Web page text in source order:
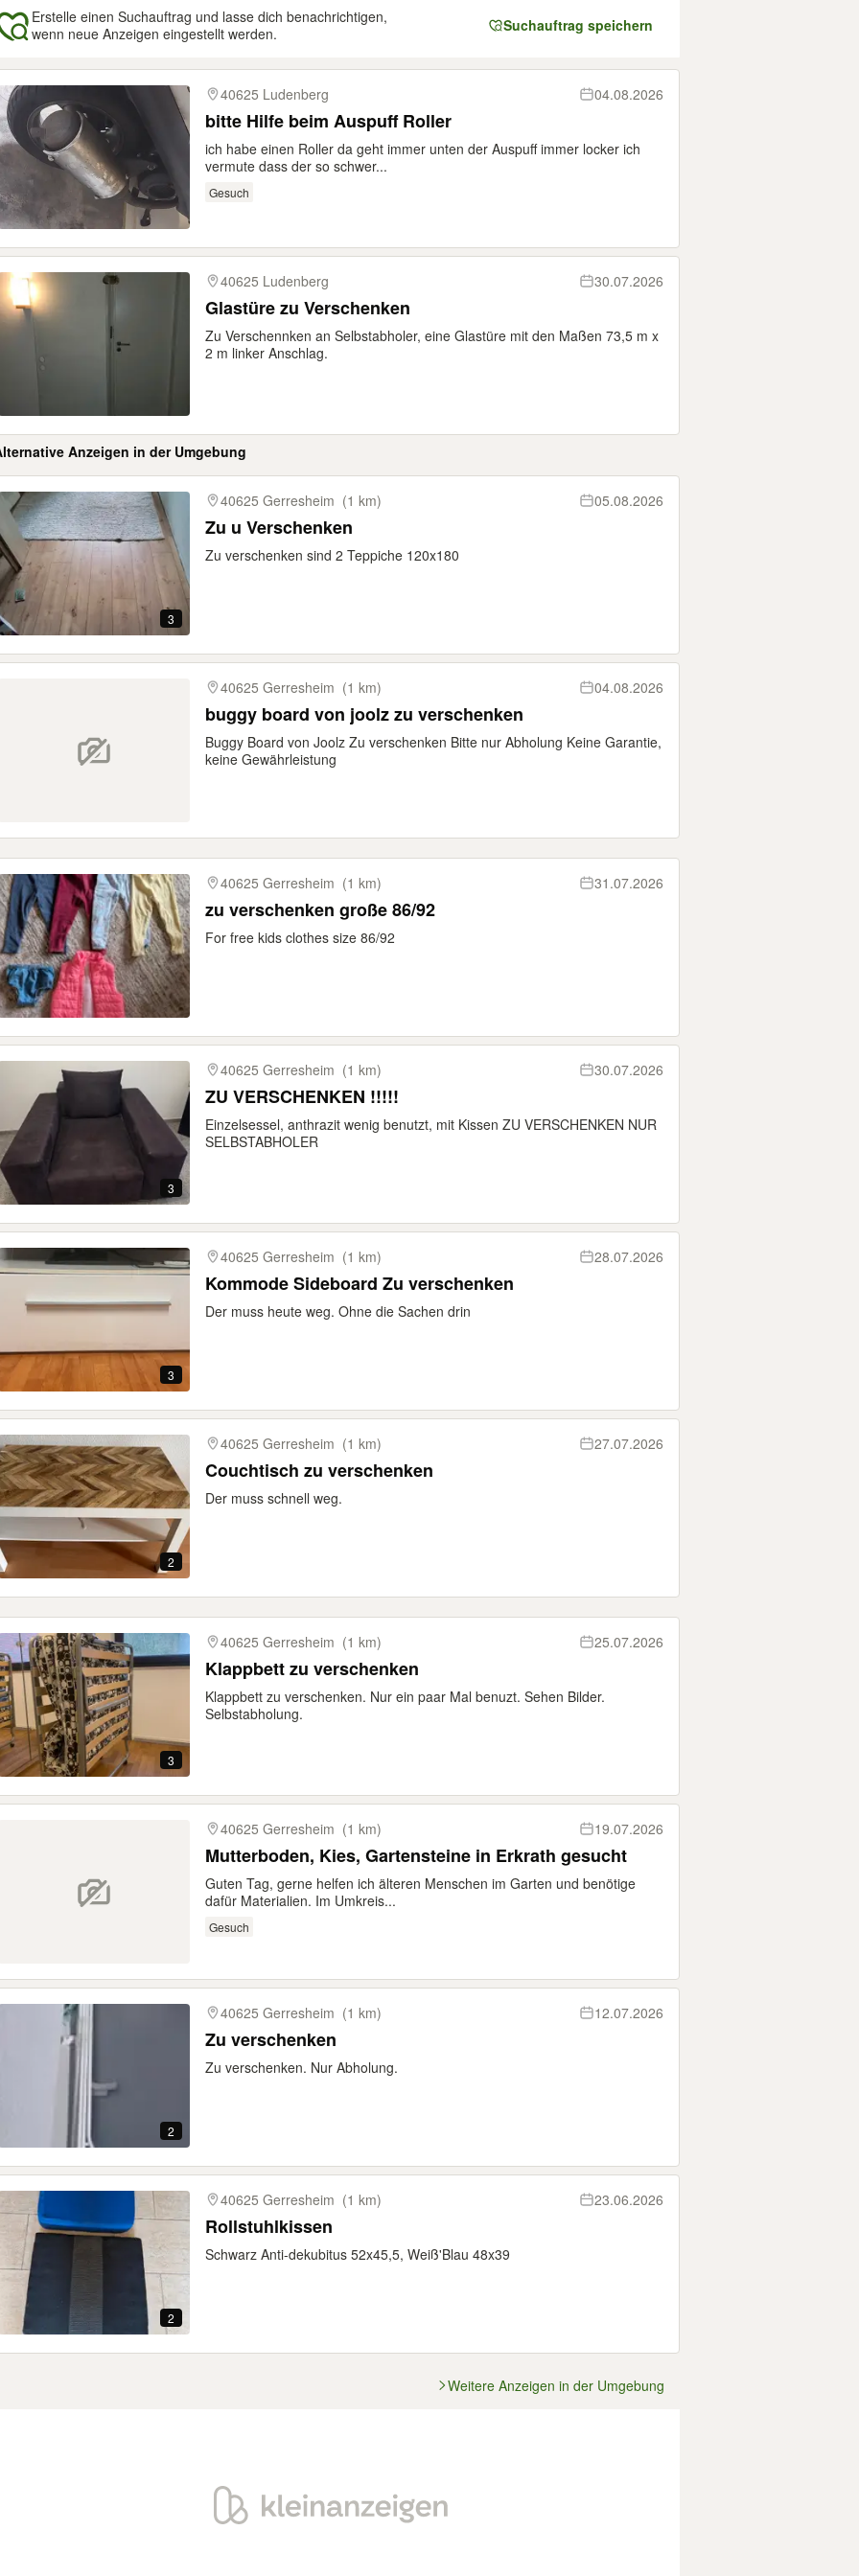
Erstelle einen Suchauftrag und lasse dich benachrichtigen,
wenn neue Anzeigen eingestellt werden.
Suchauftrag speichern
40625 Ludenberg
04.08.2026
bitte Hilfe beim Auspuff Roller
ich habe einen Roller da geht immer unten der Auspuff immer locker ich
vermute dass der so schwer...
Gesuch
40625 Ludenberg 30.07.2026
Glastüre zu Verschenken
Zu Verschennken an Selbstabholer, eine Glastüre mit den Maßen 73,5 m x
2 m linker Anschlag.
Anzeigen in der Umgebung
3
40625 Gerresheim (1 km) 05.08.2026
Zu u Verschenken
Zu verschenken sind 2 Teppiche 120x180
40625 Gerresheim (1 km) 04.08.2026
buggy board von joolz zu verschenken
Buggy Board von Joolz Zu verschenken Bitte nur Abholung Keine Garantie,
keine Gewährleistung
40625 Gerresheim (1 km) 31.07.2026
zu verschenken große 86/92
For free kids clothes size 86/92
3
40625 Gerresheim (1 km) 30.07.2026
ZU VERSCHENKEN !!!!!
Einzelsessel, anthrazit wenig benutzt, mit Kissen ZU VERSCHENKEN NUR
SELBSTABHOLER
3
40625 Gerresheim (1 km) 28.07.2026
Kommode Sideboard Zu verschenken
Der muss heute weg. Ohne die Sachen drin
2
40625 Gerresheim (1 km) 27.07.2026
Couchtisch zu verschenken
Der muss schnell weg.
3
40625 Gerresheim (1 km) 25.07.2026
Klappbett zu verschenken
Klappbett zu verschenken. Nur ein paar Mal benuzt. Sehen Bilder.
Selbstabholung.
40625 Gerresheim (1 km) 19.07.2026
Mutterboden, Kies, Gartensteine in Erkrath gesucht
Guten Tag, gerne helfen ich älteren Menschen im Garten und benötige
dafür Materialien. Im Umkreis...
Gesuch
2
40625 Gerresheim (1 km) 12.07.2026
Zu verschenken
Zu verschenken. Nur Abholung.
2
40625 Gerresheim (1 km) 23.06.2026
Rollstuhlkissen
Schwarz Anti-dekubitus 52x45,5, Weiß'Blau 48x39
Weitere Anzeigen in der Umgebung